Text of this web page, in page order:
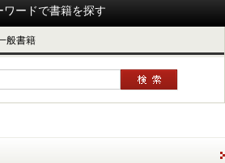
ワードで書籍を探す
般書籍